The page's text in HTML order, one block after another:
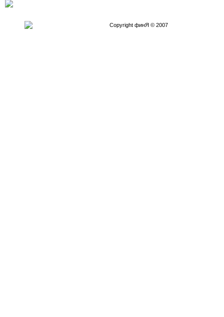
Copyright финЯ © 2007